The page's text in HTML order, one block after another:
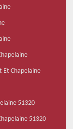
Et Chapelaine
51320
51320